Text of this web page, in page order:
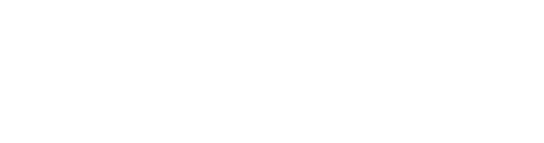
了承ください。
き作成されるも
をご了承くださ
1000ppm以下、
) : 1000ppm、
、
可)を取得する
これらの製造装